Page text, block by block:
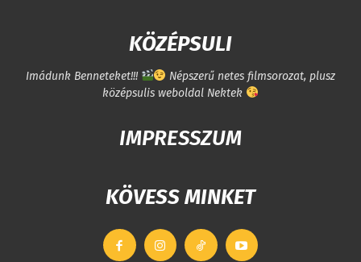
KÖZÉPSULI
Imádunk Benneteket!!!
Népszerű netes filmsorozat, plusz
középsulis weboldal Nektek
IMPRESSZUM
KÖVESS MINKET